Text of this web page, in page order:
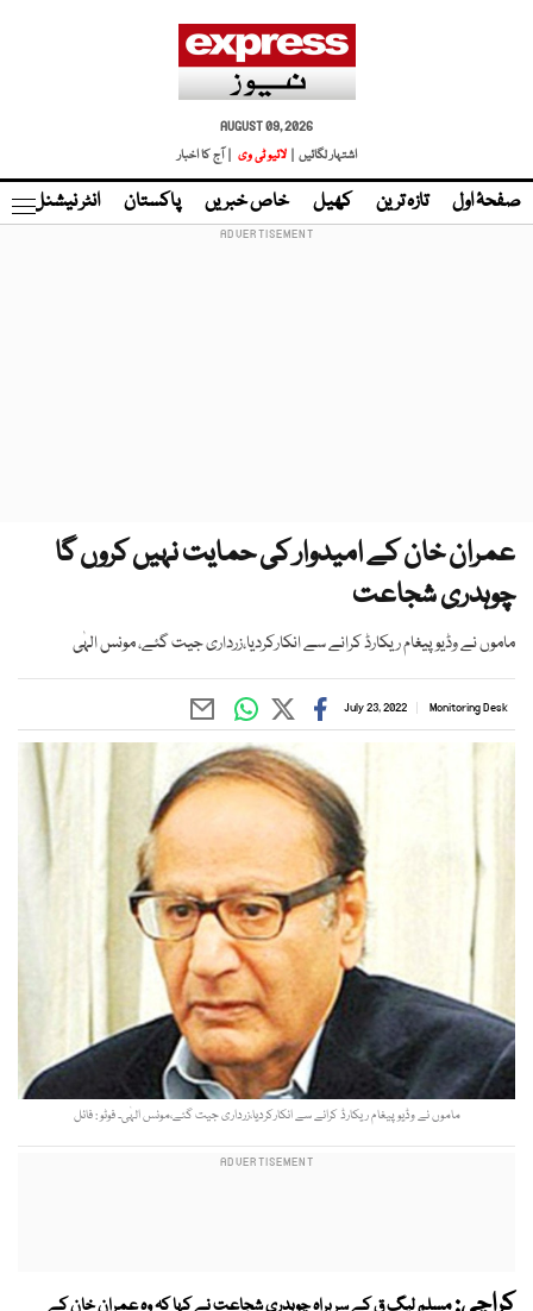
AUGUST 09, 2026
اشتہار لگائیں |
لائیو ٹی وی | آج کا اخبار
صفحۂ اول تازہ ترین کھیل خاص خبریں پاکستان انٹر نیشنل
عمران خان کے امیدوار کی حمایت نہیں کروں گا
چوہدری شجاعت
ماموں نے وڈیو پیغام ریکارڈ کرانے سے انکارکردیا،زرداری جیت گئے، مونس الہٰی
Monitoring Desk
July 23, 2022
ماموں نے وڈیو پیغام ریکارڈ کرانے سے انکارکردیا،زرداری جیت گئے،مونس الہٰی۔ فوٹو : فائل